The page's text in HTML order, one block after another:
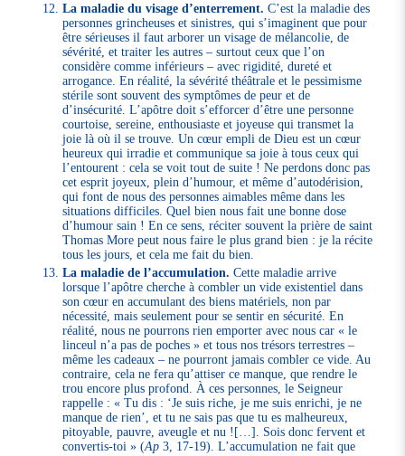
La maladie du visage d’enterrement. C’est la maladie des
personnes grincheuses et sinistres, qui s’imaginent que pour
être sérieuses il faut arborer un visage de mélancolie, de
sévérité, et traiter les autres – surtout ceux que l’on
considère comme inférieurs – avec rigidité, dureté et
arrogance. En réalité, la sévérité théâtrale et le pessimisme
stérile sont souvent des symptômes de peur et de
d’insécurité. L’apôtre doit s’efforcer d’être une personne
courtoise, sereine, enthousiaste et joyeuse qui transmet la
joie là où il se trouve. Un cœur empli de Dieu est un cœur
heureux qui irradie et communique sa joie à tous ceux qui
l’entourent : cela se voit tout de suite ! Ne perdons donc pas
cet esprit joyeux, plein d’humour, et même d’autodérision,
qui font de nous des personnes aimables même dans les
situations difficiles. Quel bien nous fait une bonne dose
d’humour sain ! En ce sens, réciter souvent la prière de saint
Thomas More peut nous faire le plus grand bien : je la récite
tous les jours, et cela me fait du bien.
La maladie de l’accumulation. Cette maladie arrive
lorsque l’apôtre cherche à combler un vide existentiel dans
son cœur en accumulant des biens matériels, non par
nécessité, mais seulement pour se sentir en sécurité. En
réalité, nous ne pourrons rien emporter avec nous car « le
linceul n’a pas de poches » et tous nos trésors terrestres –
même les cadeaux – ne pourront jamais combler ce vide. Au
contraire, cela ne fera qu’attiser ce manque, que rendre le
trou encore plus profond. À ces personnes, le Seigneur
rappelle : « Tu dis : ‘Je suis riche, je me suis enrichi, je ne
manque de rien’, et tu ne sais pas que tu es malheureux,
pitoyable, pauvre, aveugle et nu ![…]. Sois donc fervent et
convertis-toi » (Ap 3, 17-19). L’accumulation ne fait que